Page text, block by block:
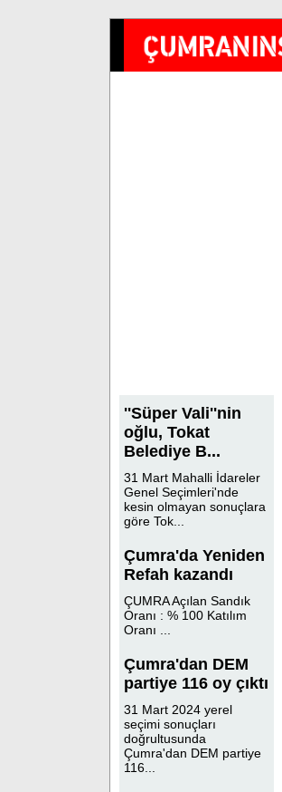
''Süper Vali''nin
oğlu, Tokat
Belediye B...
31 Mart Mahalli İdareler
Genel Seçimleri'nde
kesin olmayan sonuçlara
göre Tok...
Çumra'da Yeniden
Refah kazandı
ÇUMRA Açılan Sandık
Oranı : % 100 Katılım
Oranı ...
Çumra'dan DEM
partiye 116 oy çıktı
31 Mart 2024 yerel
seçimi sonuçları
doğrultusunda
Çumra'dan DEM partiye
116...